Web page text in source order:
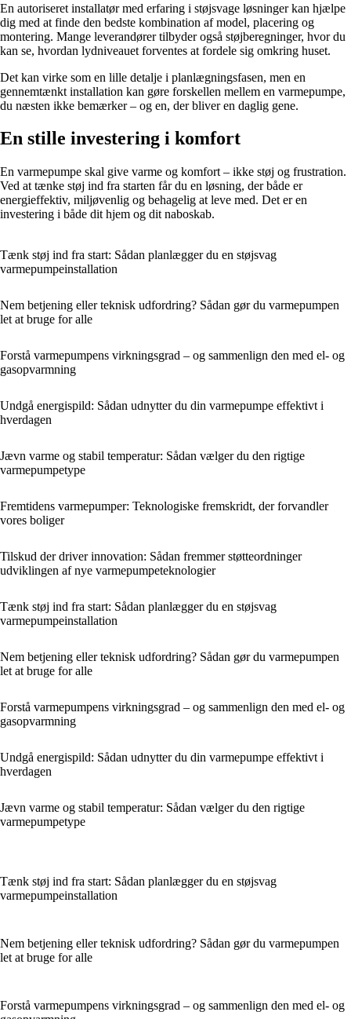
En autoriseret installatør med erfaring i støjsvage løsninger kan hjælpe
dig med at finde den bedste kombination af model, placering og
montering. Mange leverandører tilbyder også støjberegninger, hvor du
kan se, hvordan lydniveauet forventes at fordele sig omkring huset.
Det kan virke som en lille detalje i planlægningsfasen, men en
gennemtænkt installation kan gøre forskellen mellem en varmepumpe,
du næsten ikke bemærker – og en, der bliver en daglig gene.
En stille investering i komfort
En varmepumpe skal give varme og komfort – ikke støj og frustration.
Ved at tænke støj ind fra starten får du en løsning, der både er
energieffektiv, miljøvenlig og behagelig at leve med. Det er en
investering i både dit hjem og dit naboskab.
Tænk støj ind fra start: Sådan planlægger du en støjsvag
varmepumpeinstallation
Nem betjening eller teknisk udfordring? Sådan gør du varmepumpen
let at bruge for alle
Forstå varmepumpens virkningsgrad – og sammenlign den med el- og
gasopvarmning
Undgå energispild: Sådan udnytter du din varmepumpe effektivt i
hverdagen
Jævn varme og stabil temperatur: Sådan vælger du den rigtige
varmepumpetype
Fremtidens varmepumper: Teknologiske fremskridt, der forvandler
vores boliger
Tilskud der driver innovation: Sådan fremmer støtteordninger
udviklingen af nye varmepumpeteknologier
Tænk støj ind fra start: Sådan planlægger du en støjsvag
varmepumpeinstallation
Nem betjening eller teknisk udfordring? Sådan gør du varmepumpen
let at bruge for alle
Forstå varmepumpens virkningsgrad – og sammenlign den med el- og
gasopvarmning
Undgå energispild: Sådan udnytter du din varmepumpe effektivt i
hverdagen
Jævn varme og stabil temperatur: Sådan vælger du den rigtige
varmepumpetype
Tænk støj ind fra start: Sådan planlægger du en støjsvag
varmepumpeinstallation
Nem betjening eller teknisk udfordring? Sådan gør du varmepumpen
let at bruge for alle
Forstå varmepumpens virkningsgrad – og sammenlign den med el- og